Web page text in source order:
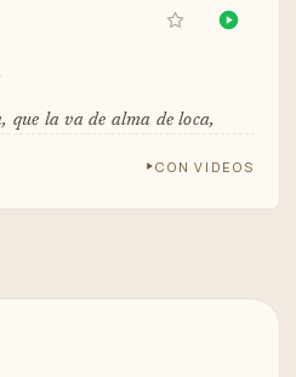
que la va de alma de loca,
CON VIDEOS